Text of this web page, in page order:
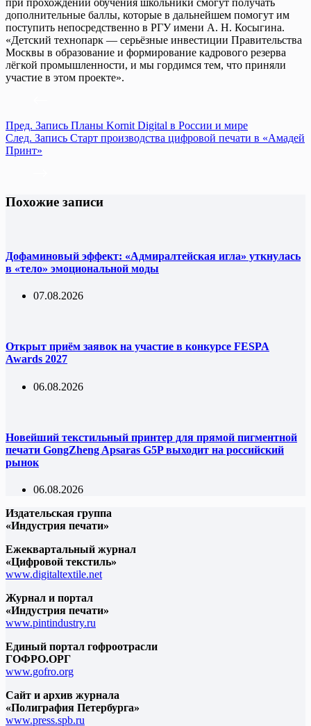
при прохождении обучения школьники смогут получать
дополнительные баллы, которые в дальнейшем помогут им
поступить непосредственно в РГУ имени А. Н. Косыгина.
«Детский технопарк — серьёзные инвестиции Правительства
Москвы в образование и формирование кадрового резерва
лёгкой промышленности, и мы гордимся тем, что приняли
участие в этом проекте».
Пред. Запись Планы Kornit Digital в России и мире
След. Запись Старт производства цифровой печати в «Амадей
Принт»
Похожие записи
Дофаминовый эффект: «Адмиралтейская игла» уткнулась
в «тело» эмоциональной моды
07.08.2026
Открыт приём заявок на участие в конкурсе FESPA
Awards 2027
06.08.2026
Новейший текстильный принтер для прямой пигментной
печати GongZheng Apsaras G5P выходит на российский
рынок
06.08.2026
Издательская группа
«Индустрия печати»
Ежеквартальный журнал
«Цифровой текстиль»
www.digitaltextile.net
Журнал и портал
«Индустрия печати»
www.pintindustry.ru
Единый портал гофроотрасли
ГОФРО.ОРГ
www.gofro.org
Сайт и архив журнала
«Полиграфия Петербурга»
www.press.spb.ru